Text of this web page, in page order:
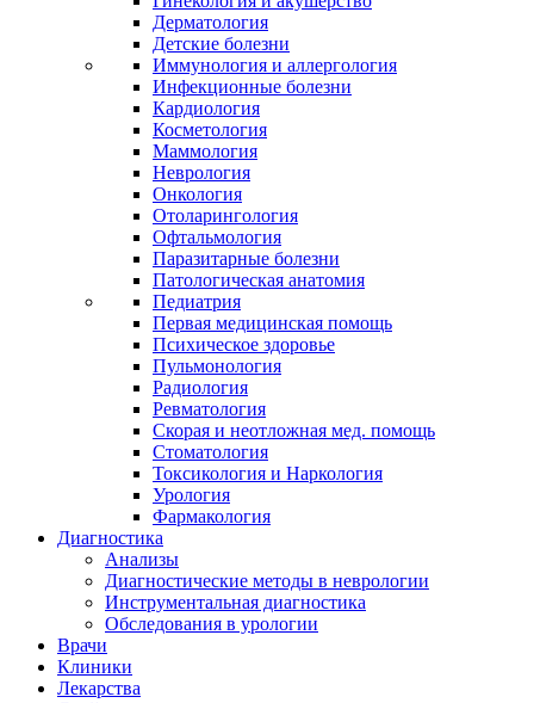
Дерматология
Детские болезни
Иммунология и аллергология
Инфекционные болезни
Кардиология
Косметология
Маммология
Неврология
Онкология
Отоларингология
Офтальмология
Паразитарные болезни
Патологическая анатомия
Педиатрия
Первая медицинская помощь
Психическое здоровье
Пульмонология
Радиология
Ревматология
Скорая и неотложная мед. помощь
Стоматология
Токсикология и Наркология
Урология
Фармакология
Диагностика
Анализы
Диагностические методы в неврологии
Инструментальная диагностика
Обследования в урологии
Врачи
Клиники
Лекарства